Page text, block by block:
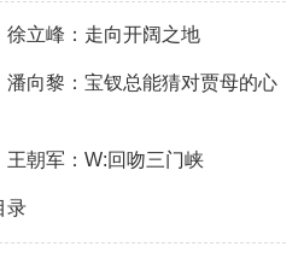
徐立峰：走向开阔之地
潘向黎：宝钗总能猜对贾母的心
王朝军：W:回吻三门峡
录